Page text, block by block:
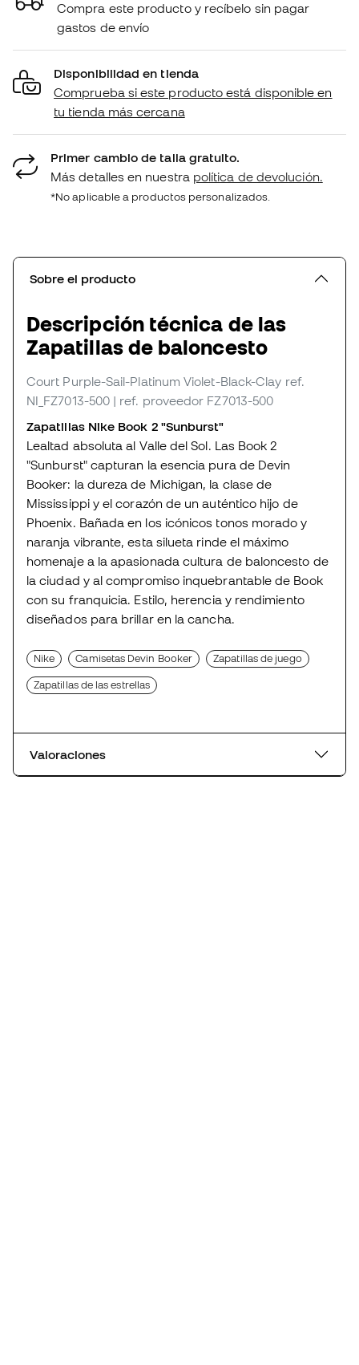
Compra este producto y recíbelo sin pagar
gastos de envío
Disponibilidad en tienda
Comprueba si este producto está disponible en
tu tienda más cercana
Primer cambio de talla gratuito.
Más detalles en nuestra política de devolución.
*No aplicable a productos personalizados.
Sobre el producto
Descripción técnica de las
Zapatillas de baloncesto
Court Purple-Sail-Platinum Violet-Black-Clay ref.
NI_FZ7013-500 | ref. proveedor FZ7013-500
Zapatillas Nike Book 2 "Sunburst"
Lealtad absoluta al Valle del Sol. Las Book 2
"Sunburst" capturan la esencia pura de Devin
Booker: la dureza de Michigan, la clase de
Mississippi y el corazón de un auténtico hijo de
Phoenix. Bañada en los icónicos tonos morado y
naranja vibrante, esta silueta rinde el máximo
homenaje a la apasionada cultura de baloncesto de
la ciudad y al compromiso inquebrantable de Book
con su franquicia. Estilo, herencia y rendimiento
diseñados para brillar en la cancha.
Nike Camisetas Devin Booker Zapatillas de juego
Zapatillas de las estrellas
Valoraciones